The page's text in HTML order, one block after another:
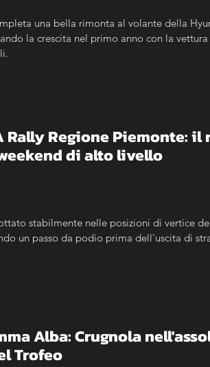
una bella rimonta al volante della
la crescita nel primo anno con la
Rally Regione Piemonte:
di alto livello
stabilmente nelle posizioni di vertice
un passo da podio prima dell'uscita di
Alba: Crugnola
Trofeo